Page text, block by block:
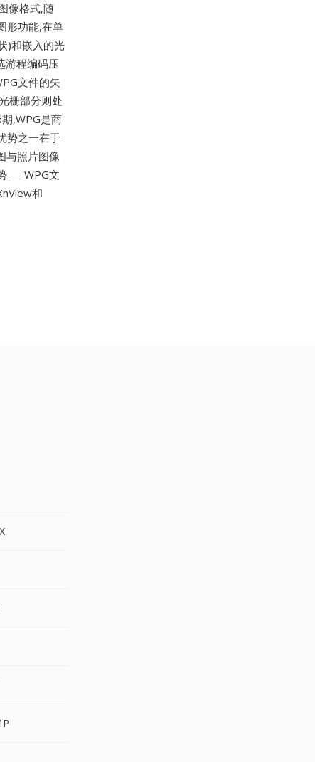
像格式,随
形功能,在单
)和嵌入的光
游程编码压
文件的矢
栅部分则处
,WPG是商
势之一在于
与照片图像
— WPG文
和